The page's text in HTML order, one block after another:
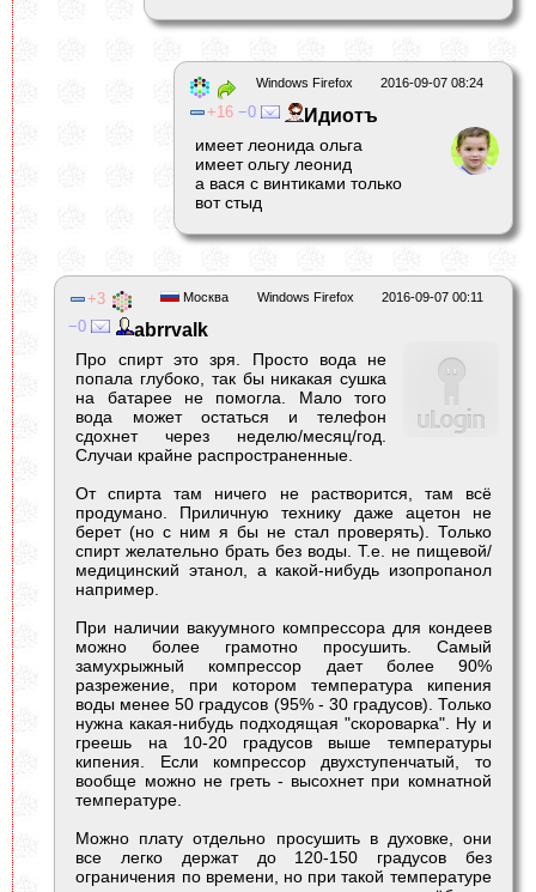
2016-09-07 08:24
Windows Firefox
16 0 Идиотъ
имеет леонида ольга
имеет ольгу леонид
а вася с винтиками только
вот стыд
2016-09-07 00:11
Windows Firefox
Москва
3
0
abrrvalk
Про спирт это зря. Просто вода не
попала глубоко, так бы никакая сушка
на батарее не помогла. Мало того
вода может остаться и телефон
сдохнет через неделю/месяц/год.
Случаи крайне распространенные.
От спирта там ничего не растворится, там всё
продумано. Приличную технику даже ацетон не
берет (но с ним я бы не стал проверять). Только
спирт желательно брать без воды. Т.е. не пищевой/
медицинский этанол, а какой-нибудь изопропанол
например.
При наличии вакуумного компрессора для кондеев
можно более грамотно просушить. Самый
замухрыжный компрессор дает более 90%
разрежение, при котором температура кипения
воды менее 50 градусов (95% - 30 градусов). Только
нужна какая-нибудь подходящая "скороварка". Ну и
греешь на 10-20 градусов выше температуры
кипения. Если компрессор двухступенчатый, то
вообще можно не греть - высохнет при комнатной
температуре.
Можно плату отдельно просушить в духовке, они
все легко держат до 120-150 градусов без
ограничения по времени, но при такой температуре